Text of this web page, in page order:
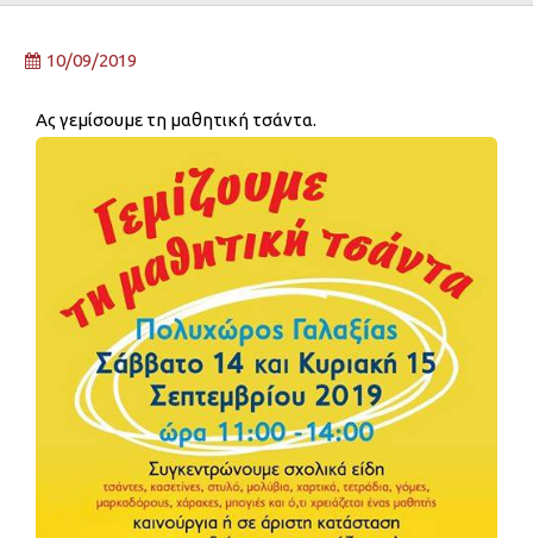
10/09/2019
Ας γεμίσουμε τη μαθητική τσάντα.